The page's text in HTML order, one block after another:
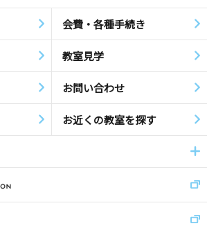
会費・各種手続き
教室見学
お問い合わせ
お近くの教室を探す